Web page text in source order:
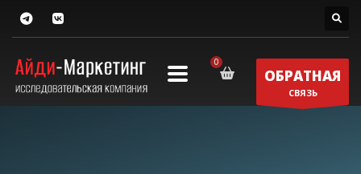
ОБРАТНАЯ
СВЯЗЬ